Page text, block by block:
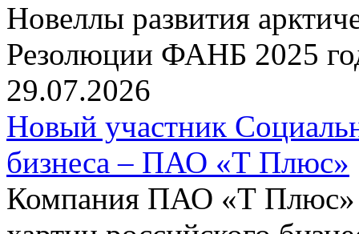
Новеллы развития
Резолюции ФАНБ 2025
29.07.2026
Новый участник
бизнеса – ПАО «Т Плюс»
Компания ПАО «Т Плюс»